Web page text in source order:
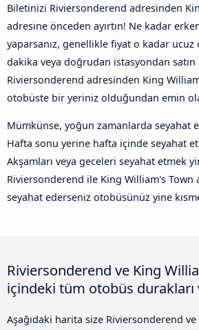
Biletinizi Riviersonderend adresinden
adresine önceden ayırtın! Ne kadar
yaparsanız, genellikle fiyat o kadar ucuz
dakika veya doğrudan istasyondan
Riviersonderend adresinden King
otobüste bir yeriniz olduğundan emin
Mümkünse, yoğun zamanlarda seyahat
Hafta sonu yerine hafta içinde seyahat
Akşamları veya geceleri seyahat etmek
Riviersonderend ile King William's Town
seyahat ederseniz otobüsünüz yine
Riviersonderend ve King
içindeki tüm otobüs durakları
Aşağıdaki harita size Riviersonderend